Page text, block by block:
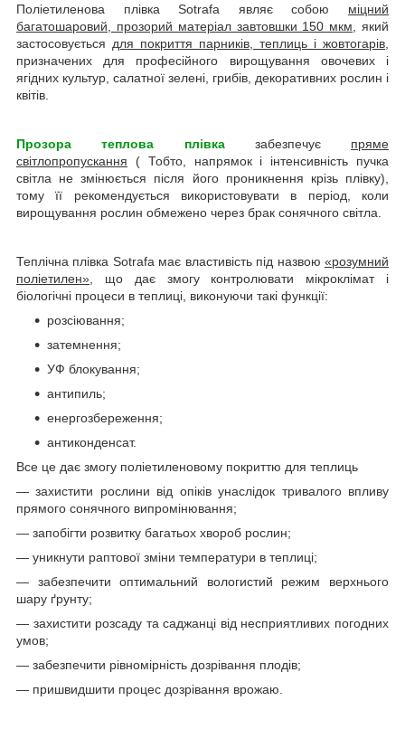
Поліетиленова плівка Sotrafa являє собою міцний
багатошаровий, прозорий матеріал завтовшки 150 мкм , який
застосовується для покриття парників, теплиць і жовтогарів
призначених для професійного вирощування овочевих і
ягідних культур, салатної зелені, грибів, декоративних рослин і
квітів.
Прозора теплова плівка забезпечує пряме
світлопропускання ( Тобто, напрямок і інтенсивність пучка
світла не змінюється після його проникнення крізь плівку),
тому її рекомендується використовувати в період, коли
вирощування рослин обмежено через брак сонячного світла.
Теплічна плівка Sotrafa має властивість під назвою «розумний
поліетилен» , що дає змогу контролювати мікроклімат і
біологічні процеси в теплиці, виконуючи такі функції:
розсіювання;
затемнення;
УФ блокування;
антипиль;
енергозбереження;
антиконденсат.
Все це дає змогу поліетиленовому покриттю для теплиць
— захистити рослини від опіків унаслідок тривалого впливу
прямого сонячного випромінювання;
— запобігти розвитку багатьох хвороб рослин;
— уникнути раптової зміни температури в теплиці;
— забезпечити оптимальний вологистий режим верхнього
шару ґрунту;
— захистити розсаду та саджанці від несприятливих погодних
умов;
— забезпечити рівномірність дозрівання плодів;
— пришвидшити процес дозрівання врожаю.